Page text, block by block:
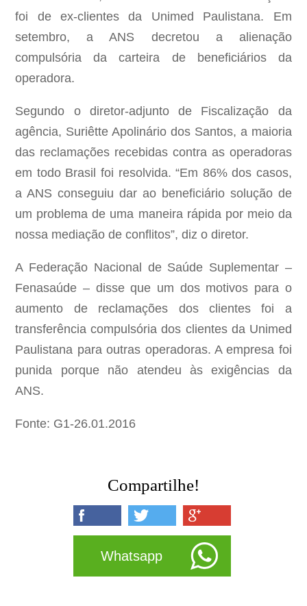
foi de ex-clientes da Unimed Paulistana. Em
setembro, a ANS decretou a alienação
compulsória da carteira de beneficiários da
operadora.
Segundo o diretor-adjunto de Fiscalização da
agência, Suriêtte Apolinário dos Santos, a maioria
das reclamações recebidas contra as operadoras
em todo Brasil foi resolvida. “Em 86% dos casos,
a ANS conseguiu dar ao beneficiário solução de
um problema de uma maneira rápida por meio da
nossa mediação de conflitos”, diz o diretor.
A Federação Nacional de Saúde Suplementar –
Fenasaúde – disse que um dos motivos para o
aumento de reclamações dos clientes foi a
transferência compulsória dos clientes da Unimed
Paulistana para outras operadoras. A empresa foi
punida porque não atendeu às exigências da
ANS.
Fonte: G1-26.01.2016
Compartilhe!
Whatsapp